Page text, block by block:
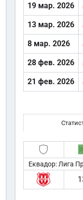
19 мар. 2026
13 мар. 2026
8 мар. 2026
28 фев. 2026
21 фев. 2026
Еквадор: Лига